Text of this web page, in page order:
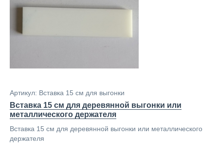
Артикул: Вставка 15 см для выгонки
Вставка 15 см для деревянной выгонки или
металлического держателя
Вставка 15 см для деревянной выгонки или металлического
держателя